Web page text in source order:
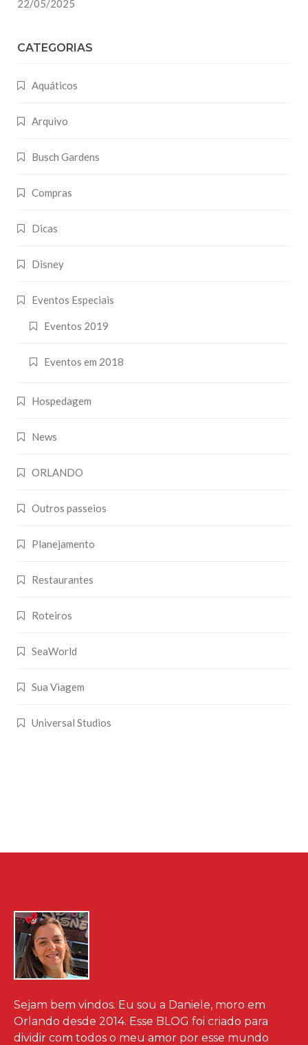
22/05/2025
CATEGORIAS
Aquáticos
Arquivo
Busch Gardens
Compras
Dicas
Disney
Eventos Especiais
Eventos 2019
Eventos em 2018
Hospedagem
News
ORLANDO
Outros passeios
Planejamento
Restaurantes
Roteiros
SeaWorld
Sua Viagem
Universal Studios
Sejam bem vindos. Eu sou a Daniele, moro em
Orlando desde 2014. Esse BLOG foi criado para
dividir com todos o meu amor por esse mundo